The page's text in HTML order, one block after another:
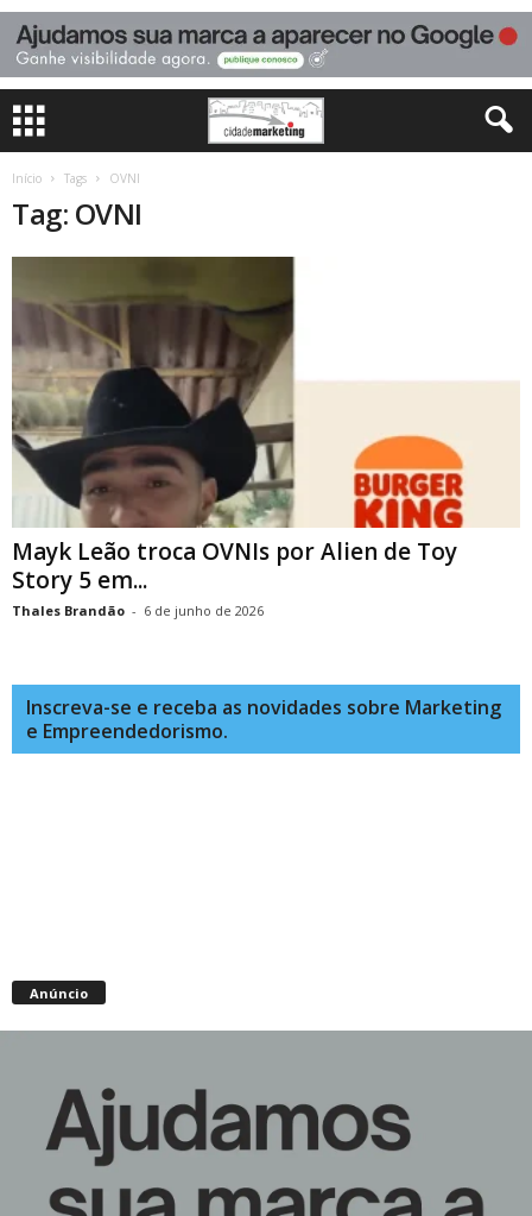
Início Tags OVNI
Tag: OVNI
Mayk Leão troca OVNIs por Alien de Toy
Story 5 em...
Thales Brandão - 6 de junho de 2026
Inscreva-se e receba as novidades sobre Marketing
e Empreendedorismo.
Anúncio